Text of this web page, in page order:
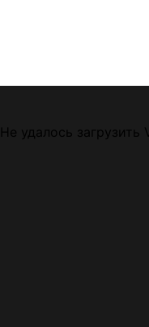
Не удалось загрузить